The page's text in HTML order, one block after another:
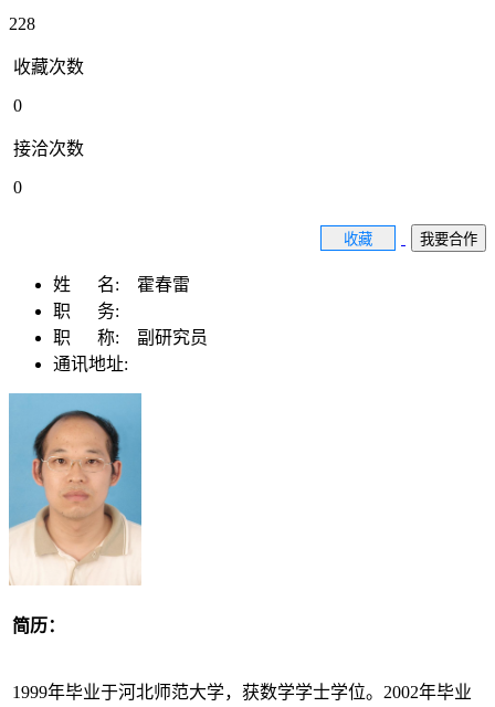
228
收藏次数
0
接洽次数
0
收藏 我要合作
姓 名: 霍春雷
职 务:
职 称: 副研究员
通讯地址:
简历：
1999年毕业于河北师范大学，获数学学士学位。2002年毕业